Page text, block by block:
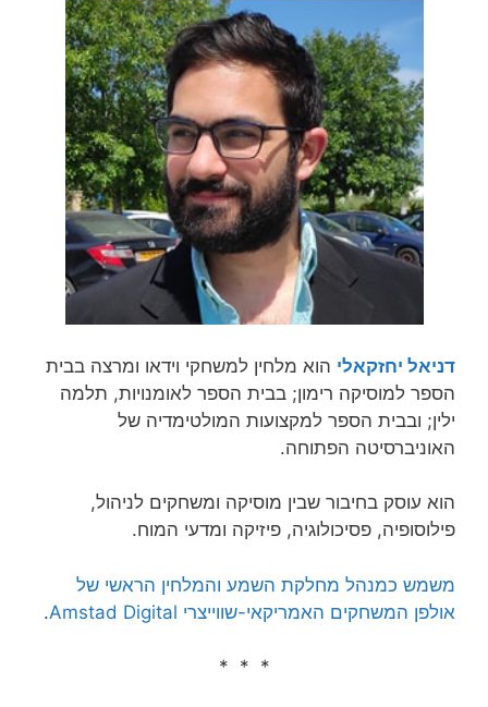
דניאל יחזקאלי הוא מלחין למשחקי וידאו ומרצה בבית
הספר למוסיקה רימון; בבית הספר לאומנויות, תלמה
ילין; ובבית הספר למקצועות המולטימדיה של
האוניברסיטה הפתוחה.
הוא עוסק בחיבור שבין מוסיקה ומשחקים לניהול,
פילוסופיה, פסיכולוגיה, פיזיקה ומדעי המוח.
משמש כמנהל מחלקת השמע והמלחין הראשי של
אולפן המשחקים האמריקאי-שווייצרי Amstad Digital
.
* * *